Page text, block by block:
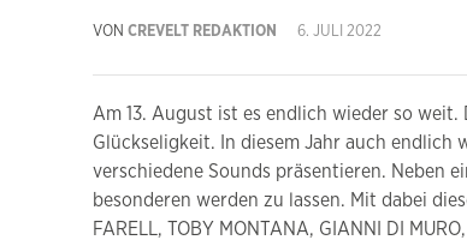
VON CREVELT REDAKTION 6. JULI 2022
Am 13. August ist es endlich wieder so
Glückseligkeit. In diesem Jahr auch
verschiedene Sounds präsentieren. Neben
besonderen werden zu lassen. Mit dabei
FARELL, TOBY MONTANA, GIANNI DI